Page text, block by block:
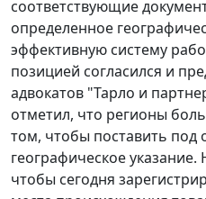
соответствующие
определенное
эффективную систему
позицией согласился и
адвокатов "Тарло и
отметил, что регионы
том, чтобы поставить под
географическое
чтобы сегодня